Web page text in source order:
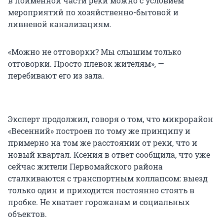
мероприятий по хозяйственно-бытовой и
ливневой канализациям.
«Можно не отговорки? Мы слышим только
отговорки. Просто плевок жителям», —
перебивают его из зала.
Эксперт продолжил, говоря о том, что микрорайон
«Весенний» построен по тому же принципу и
примерно на том же расстоянии от реки, что и
новый квартал. Ксения в ответ сообщила, что уже
сейчас жители Первомайского района
сталкиваются с транспортным коллапсом: выезд
только один и приходится постоянно стоять в
пробке. Не хватает горожанам и социальных
объектов.